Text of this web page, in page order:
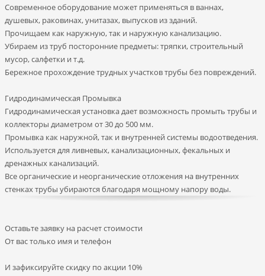
Современное оборудование может применяться в ваннах,
душевых, раковинах, унитазах, выпусков из зданий.
Прочищаем как наружную, так и наружную канализацию.
Убираем из труб посторонние предметы: тряпки, строительный
мусор, салфетки и т.д.
Бережное прохождение трудных участков трубы без повреждений.
Гидродинамическая Промывка
Гидродинамическая установка дает возможность промыть трубы и
коллекторы диаметром от 30 до 500 мм.
Промывка как наружной, так и внутренней системы водоотведения.
Используется для ливневых, канализационных, фекальных и
дренажных канализаций.
Все органические и неорганические отложения на внутренних
стенках трубы убираются благодаря мощному напору воды.
Оставьте заявку на расчет стоимости
От вас только имя и телефон
И зафиксируйтескидку по акции 10%